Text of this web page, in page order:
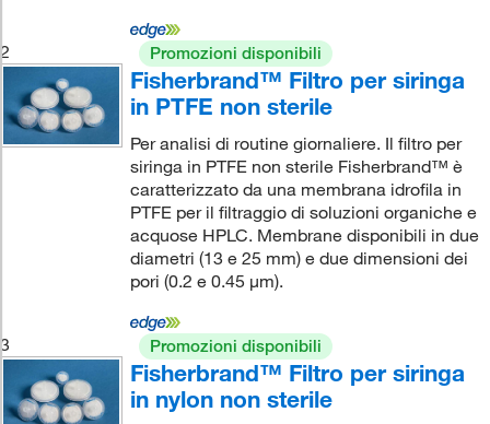
2 Promozioni disponibili
Fisherbrand™ Filtro per siringa
in PTFE non sterile
Per analisi di routine giornaliere. Il filtro per
siringa in PTFE non sterile Fisherbrand™ è
caratterizzato da una membrana idrofila in
PTFE per il filtraggio di soluzioni organiche e
acquose HPLC. Membrane disponibili in due
diametri (13 e 25 mm) e due dimensioni dei
pori (0.2 e 0.45 μm).
3 Promozioni disponibili
Fisherbrand™ Filtro per siringa
in nylon non sterile